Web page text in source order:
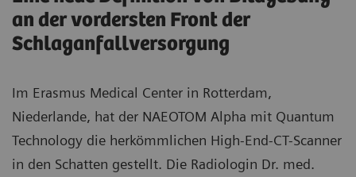
an der vordersten Front der
Schlaganfallversorgung
Im Erasmus Medical Center in Rotterdam,
Niederlande, hat der NAEOTOM Alpha mit Quantum
Technology die herkömmlichen High-End-CT-Scanner
in den Schatten gestellt. Die Radiologin Dr. med.